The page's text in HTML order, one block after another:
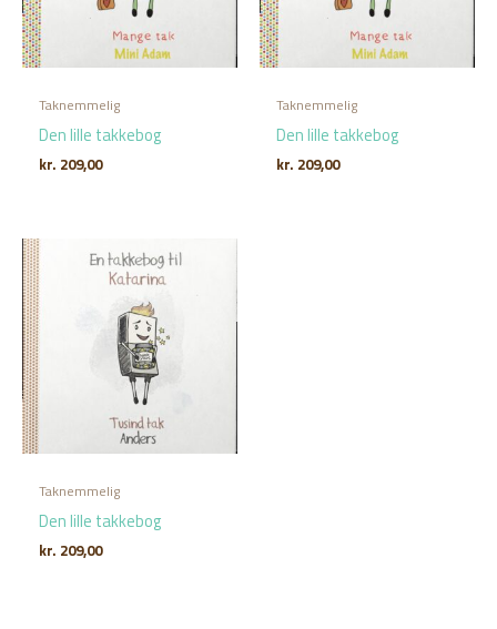
Taknemmelig
Den lille takkebog
kr. 209,00
Taknemmelig
Den lille takkebog
kr. 209,00
Taknemmelig
Den lille takkebog
kr. 209,00